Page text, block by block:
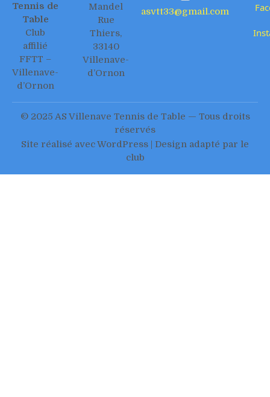
Tennis de
Table
Club
affilié
FFTT –
Villenave-
d’Ornon
Mandel
Rue
Thiers,
33140
Villenave-
d’Ornon
asvtt33@gmail.com
© 2025 AS Villenave Tennis de Table — Tous droits
réservés
Site réalisé avec WordPress | Design adapté par le
club